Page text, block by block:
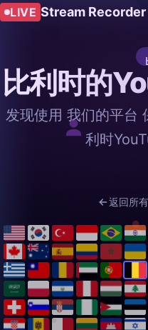
LIVE Stream Recorder
比利时的
发现使用 我们的平台
利时
返回所